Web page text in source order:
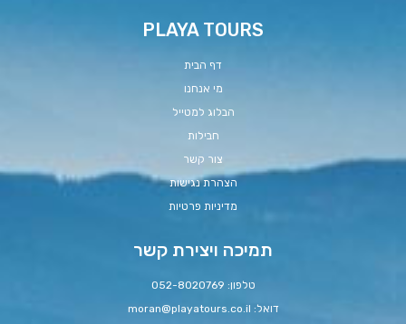
PLAYA TOURS
דף הבית
מי אנחנו
הבלוג למטייל
חבילות
צור קשר
הצהרת נגישות
מדיניות פרטיות
תמיכה ויצירת קשר
טלפון: 052-8020769
דואל: moran@playatours.co.il